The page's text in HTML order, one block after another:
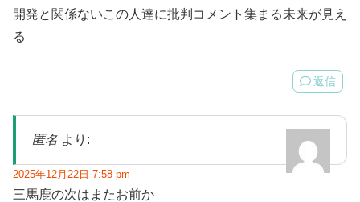
開発と関係ないこの人達に批判コメント集まる未来が見え
る
返信
匿名 より:
2025年12月22日 7:58 pm
三馬鹿の次はまたお前か